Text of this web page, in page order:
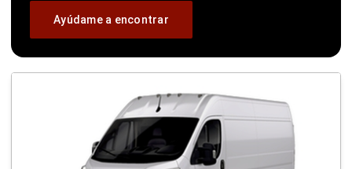
Ayúdame a encontrar